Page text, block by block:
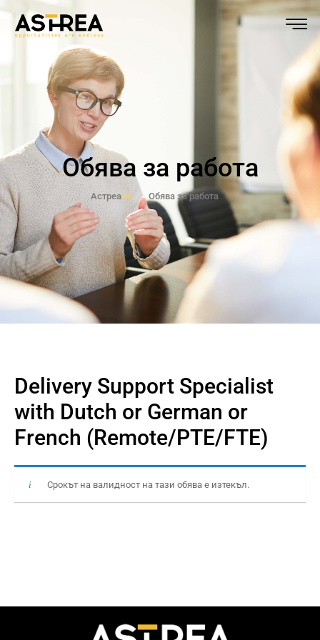
Обява за работа
Астреа Обява за работа
Delivery Support Specialist
with Dutch or German or
French (Remote/PTE/FTE)
Срокът на валидност на тази обява е изтекъл.